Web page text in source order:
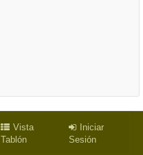
Vista
Tablón
Iniciar
Sesión